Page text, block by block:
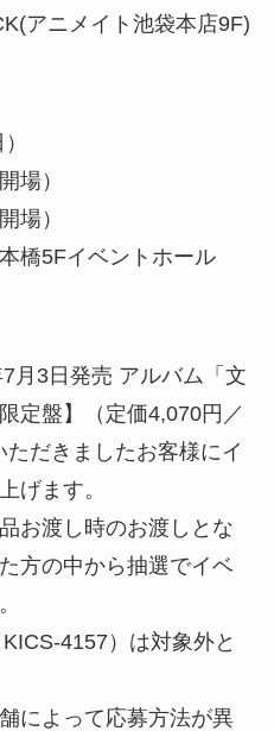
アニメイト池袋本店9F)
場）
場）
橋5Fイベントホール
月3日発売 アルバム「文
定盤】（定価4,070円／
だきましたお客様にイ
げます。
お渡し時のお渡しとな
方の中から抽選でイベ
4157）は対象外と
によって応募方法が異